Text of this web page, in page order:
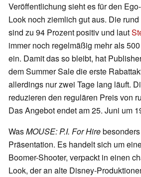
Veröffentlichung sieht es für den
Look noch ziemlich gut aus. Die
sind zu 94 Prozent positiv und laut
immer noch regelmäßig mehr als
ein. Damit das so bleibt, hat
dem Summer Sale die erste
allerdings nur zwei Tage lang läuft.
reduzieren den regulären Preis von
Das Angebot endet am 25. Juni um
WasMOUSE: P.I. For Hire
Präsentation. Es handelt sich um
Boomer-Shooter, verpackt in einen
Look, der an alte Disney-